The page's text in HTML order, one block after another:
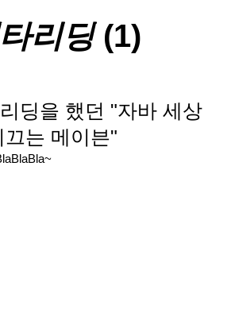
리딩(1)
딩을 했던 "자바 세상
는 메이븐"